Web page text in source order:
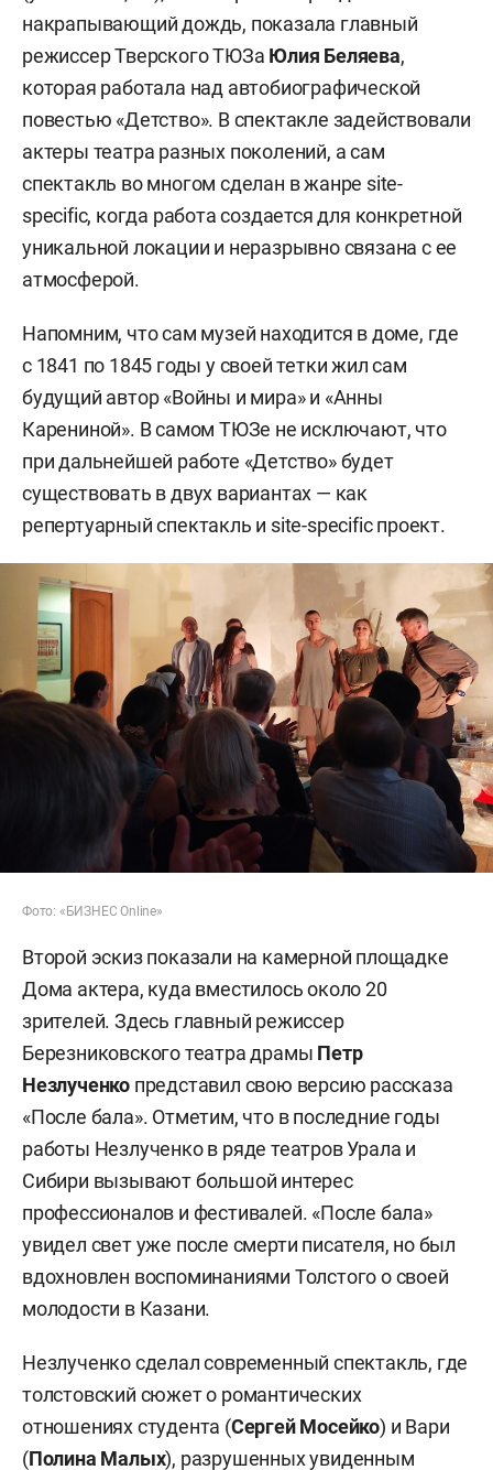
накрапывающий дождь, показала главный
режиссер Тверского ТЮЗа Юлия Беляева,
которая работала над автобиографической
повестью «Детство». В спектакле задействовали
актеры театра разных поколений, а сам
спектакль во многом сделан в жанре site-
specific, когда работа создается для конкретной
уникальной локации и неразрывно связана с ее
атмосферой.
Напомним, что сам музей находится в доме, где
с 1841 по 1845 годы у своей тетки жил сам
будущий автор «Войны и мира» и «Анны
Карениной». В самом ТЮЗе не исключают, что
при дальнейшей работе «Детство» будет
существовать в двух вариантах — как
репертуарный спектакль и site-specific проект.
Фото: «БИЗНЕС Online»
Второй эскиз показали на камерной площадке
Дома актера, куда вместилось около 20
зрителей. Здесь главный режиссер
Березниковского театра драмы Петр
Незлученко представил свою версию рассказа
«После бала». Отметим, что в последние годы
работы Незлученко в ряде театров Урала и
Сибири вызывают большой интерес
профессионалов и фестивалей. «После бала»
увидел свет уже после смерти писателя, но был
вдохновлен воспоминаниями Толстого о своей
молодости в Казани.
Незлученко сделал современный спектакль, где
толстовский сюжет о романтических
отношениях студента (Сергей Мосейко) и Вари
(Полина Малых), разрушенных увиденным